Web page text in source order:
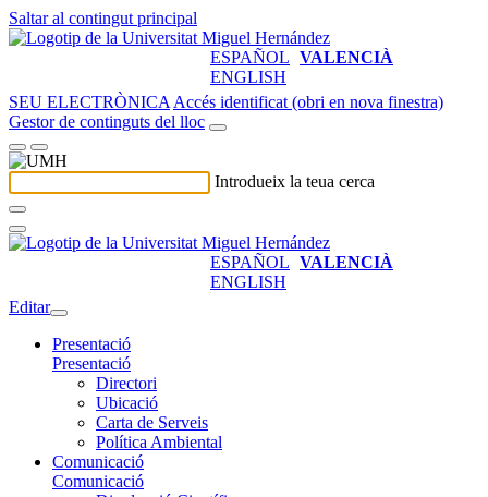
Saltar al contingut principal
ESPAÑOL VALENCIÀ
ENGLISH
SEU ELECTRÒNICA Accés identificat (obri en nova finestra)
Gestor de continguts del lloc
Introdueix la teua cerca
ESPAÑOL VALENCIÀ
ENGLISH
Editar
Presentació
Presentació
Directori
Ubicació
Carta de Serveis
Política Ambiental
Comunicació
Comunicació